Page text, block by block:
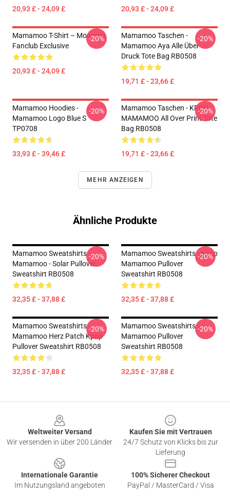
20,93 £ - 24,09 £ 20,93 £ - 24,09 £
Mamamoo T-Shirt – Moomoo
Fanclub Exclusive
20,93 £ - 24,09 £
-20%
Mamamoo Taschen -
Mamamoo Aya Alle Über
Druck Tote Bag RB0508
19,71 £ - 23,66 £
-20%
Mamamoo Hoodies -
Mamamoo Logo Blue S
TP0708
33,93 £ - 39,46 £
-20%
Mamamoo Taschen - KPOP
MAMAMOO All Over Print Tote
Bag RB0508
19,71 £ - 23,66 £
-20%
MEHR ANZEIGEN
Ähnliche Produkte
Mamamoo Sweatshirts -
Mamamoo - Solar Pullover
Sweatshirt RB0508
32,35 £ - 37,88 £
-20%
Mamamoo Sweatshirts - Kpop
Mamamoo Pullover
Sweatshirt RB0508
32,35 £ - 37,88 £
-20%
Mamamoo Sweatshirts -
Mamamoo Herz Patch Kpop
Pullover Sweatshirt RB0508
32,35 £ - 37,88 £
-20%
Mamamoo Sweatshirts -
Mamamoo Pullover
Sweatshirt RB0508
32,35 £ - 37,88 £
-20%
Weltweiter Versand
Wir versenden in über 200 Länder
Kaufen Sie mit Vertrauen
24/7 Schutz von Klicks bis zur
Lieferung
Internationale Garantie
Im Nutzungsland angeboten
100% Sicherer Checkout
PayPal / MasterCard / Visa